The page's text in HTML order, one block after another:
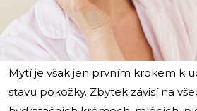
Mytí je však jen prvním krokem k
stavu pokožky. Zbytek závisí na